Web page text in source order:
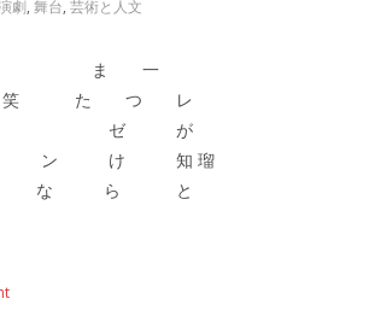
劇, 舞台, 芸術と人文
一
た つ レ
ゼ が
け 知 瑠
ら と